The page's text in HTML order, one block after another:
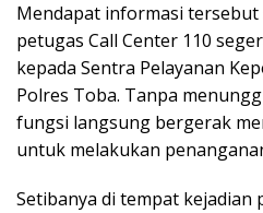
Mendapat informasi tersebut
petugas Call Center 110
kepada Sentra Pelayanan
Polres Toba. Tanpa
fungsi langsung bergerak
untuk melakukan
Setibanya di tempat kejadian